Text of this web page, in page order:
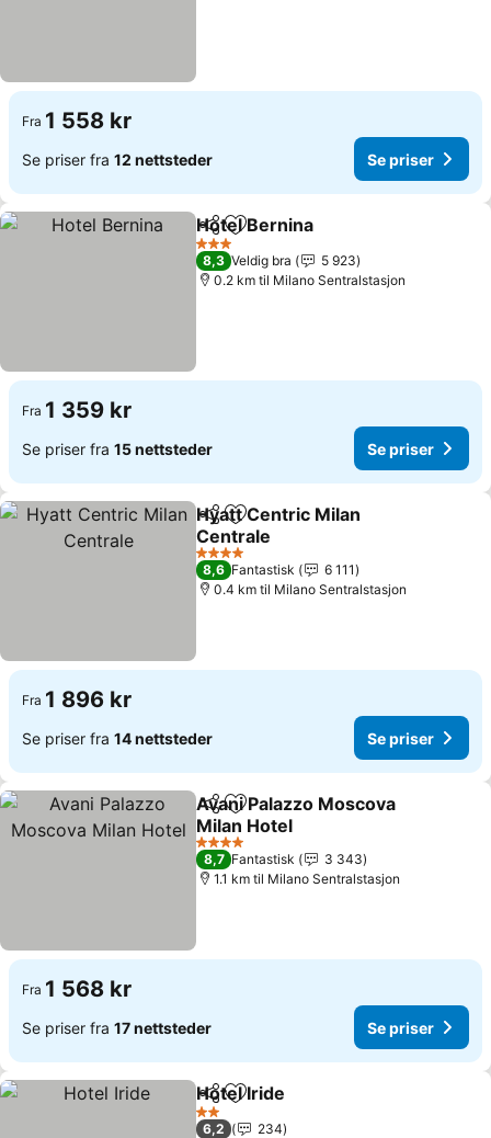
Fra 1 558 kr
Se priser fra 12 nettsteder Se priser
Del Legg til i favoritter
Hotel Bernina
3 Stjerner
8,3 Veldig bra
5 923
0.2 km til Milano Sentralstasjon
Fra 1 359 kr
Se priser fra 15 nettsteder Se priser
Del Legg til i favoritter
Hyatt Centric Milan
Centrale
Se priser
4 Stjerner
8,6 Fantastisk
6 111
0.4 km til Milano Sentralstasjon
Fra 1 896 kr
Se priser fra 14 nettsteder Se priser
Del Legg til i favoritter
Avani Palazzo Moscova
Milan Hotel
Se priser
4 Stjerner
8,7 Fantastisk
3 343
1.1 km til Milano Sentralstasjon
Fra 1 568 kr
Se priser fra 17 nettsteder Se priser
Del Legg til i favoritter
Hotel Iride
2 Stjerner
6,2
234